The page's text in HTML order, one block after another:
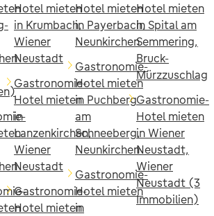
Hotel mieten
in Krumbach,
Wiener
Neustadt
Gastronomie-
Hotel mieten
in
Lanzenkirchen,
Wiener
Neustadt
Gastronomie-
Hotel mieten
Hotel mieten
in Payerbach,
Neunkirchen
Gastronomie-
Hotel mieten
in Puchberg
am
Schneeberg,
Neunkirchen
Gastronomie-
Hotel mieten
in
Hotel mieten
in Spital am
Semmering,
Bruck-
Mürzzuschlag
Gastronomie-
Hotel mieten
in Wiener
Neustadt,
Wiener
Neustadt (3
Immobilien)